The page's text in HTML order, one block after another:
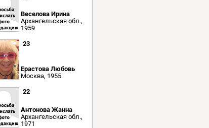
Веселова Ирина
Архангельская обл.,
1959
23
Ерастова Любовь
Москва, 1955
22
Антонова Жанна
Архангельская обл.,
1971